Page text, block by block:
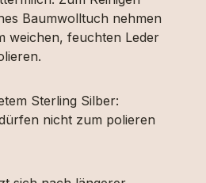
Baumwolltuch nehmen
weichen, feuchten Leder
Sterling Silber:
nicht zum polieren